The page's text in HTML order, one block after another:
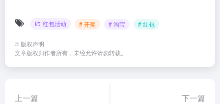
红包活动 # 开奖 # 淘宝 # 红包
© 版权声明
文章版权归作者所有，未经允许请勿转载。
上一篇 下一篇